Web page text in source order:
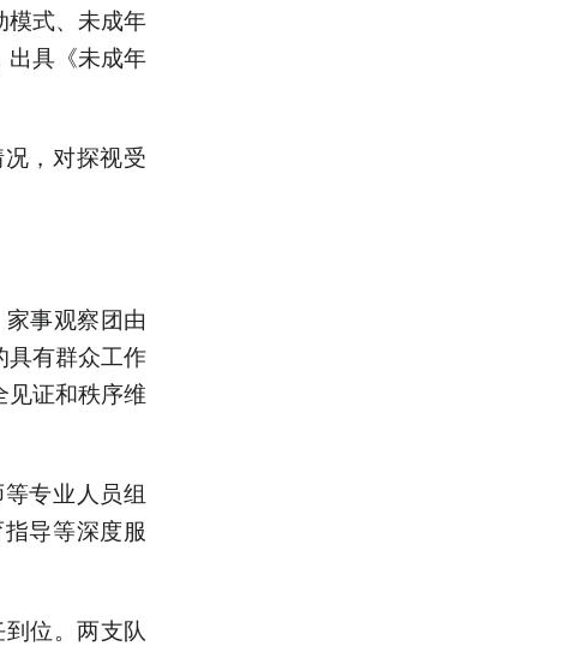
模式、未成年
出具《未成年
，对探视受
事观察团由
具有群众工作
证和秩序维
专业人员组
导等深度服
位。两支队